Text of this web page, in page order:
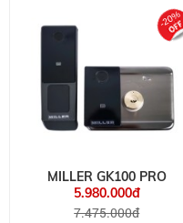
MILLER GK100 PRO
5.980.000đ
7.475.000đ
-20%